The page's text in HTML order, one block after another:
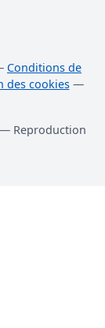
Conditions de
des cookies—
— Reproduction